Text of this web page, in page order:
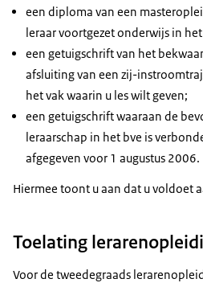
een diploma van een
leraar voortgezet onderwijs in
een getuigschrift van het
afsluiting van een zij-
het vak waarin u les wilt geven;
een getuigschrift waaraan de
leraarschap in het bve is
afgegeven voor 1 augustus 2006.
Hiermee toont u aan dat u voldoet
Toelating
Voor de tweedegraads